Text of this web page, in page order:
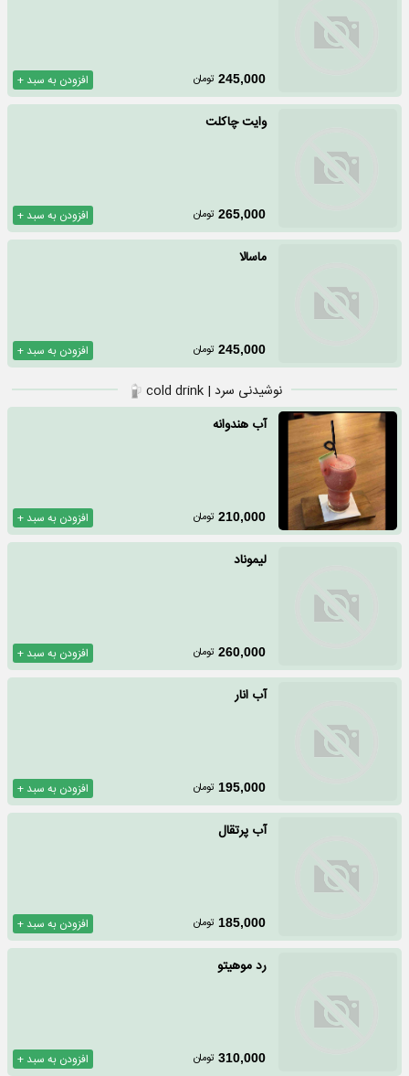
افزودن به سبد + 245,000 تومان
وایت چاکلت
افزودن به سبد + 265,000 تومان
ماسالا
افزودن به سبد + 245,000 تومان
نوشیدنی سرد | cold drink
آب هندوانه
افزودن به سبد + 210,000 تومان
لیموناد
افزودن به سبد + 260,000 تومان
آب انار
افزودن به سبد + 195,000 تومان
آب پرتقال
افزودن به سبد + 185,000 تومان
رد موهیتو
افزودن به سبد + 310,000 تومان